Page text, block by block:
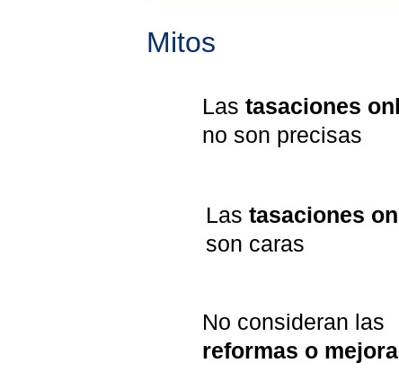
Mitos
Las tasaciones
no son precisas
Las tasaciones
son caras
No consideran las
reformas o